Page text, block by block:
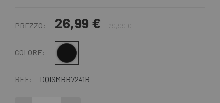
PREZZO: 26,99 € 29,99 €
COLORE: nero opaco
REF: DQISMBB7241B